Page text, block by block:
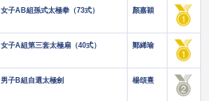
女子AB組孫式太極拳（73式） 顏嘉穎
女子A組第三套太極扇（40式） 鄭絺瑜
男子B組自選太極劍 楊頌熹